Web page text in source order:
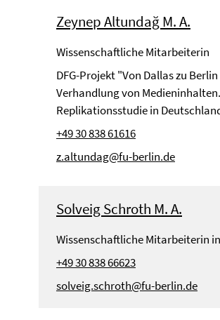
Zeynep Altundağ M. A.
Wissenschaftliche Mitarbeiterin
DFG-Projekt "Von Dallas zu
Verhandlung von
Replikationsstudie in
+49 30 838 61616
z.altundag@fu-berlin.de
Solveig Schroth M. A.
Wissenschaftliche Mitarbeiterin
+49 30 838 66623
solveig.schroth@fu-berlin.de